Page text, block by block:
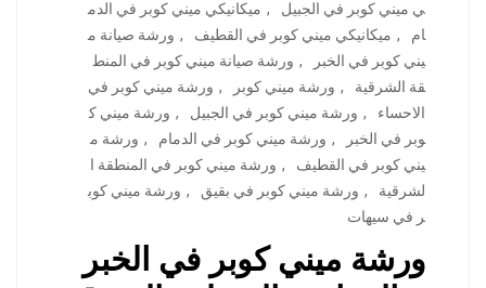
ي ميني كوبر في الجبيل
, ميكانيكي ميني كوبر في الدم
ام
, ميكانيكي ميني كوبر في القطيف , ورشة صيانة م
يني كوبر في الخبر
, ورشة صيانة ميني كوبر في المنط
قة الشرقية
, ورشة ميني كوبر , ورشة ميني كوبر في
الاحساء
, ورشة ميني كوبر في الجبيل , ورشة ميني ك
وبر في الخبر
, ورشة ميني كوبر في الدمام , ورشة م
يني كوبر في القطيف
, ورشة ميني كوبر في المنطقة ا
لشرقية
, ورشة ميني كوبر في بقيق , ورشة ميني كوب
ر في سيهات
ورشة ميني كوبر في الخبر